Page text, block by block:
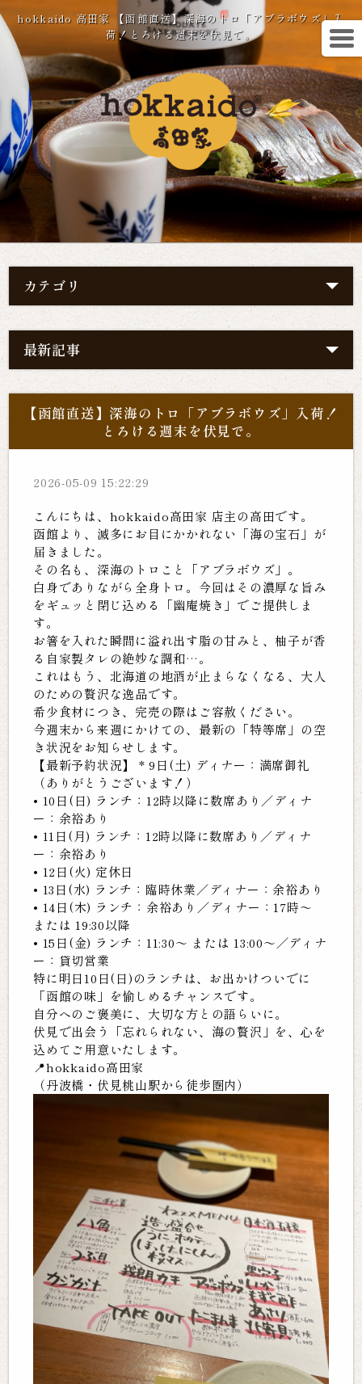
hokkaido 高田家 【函館直送】深海のトロ「アブラボウズ」入
荷！とろける週末を伏見で。
カテゴリ
最新記事
【函館直送】深海のトロ「アブラボウズ」入荷！
とろける週末を伏見で。
2026-05-09 15:22:29
こんにちは、hokkaido高田家 店主の高田です。
函館より、滅多にお目にかかれない「海の宝石」が
届きました。
その名も、深海のトロこと「アブラボウズ」。
白身でありながら全身トロ。今回はその濃厚な旨み
をギュッと閉じ込める「幽庵焼き」でご提供しま
す。
お箸を入れた瞬間に溢れ出す脂の甘みと、柚子が香
る自家製タレの絶妙な調和…。
これはもう、北海道の地酒が止まらなくなる、大人
のための贅沢な逸品です。
希少食材につき、完売の際はご容赦ください。
今週末から来週にかけての、最新の「特等席」の空
き状況をお知らせします。
【最新予約状況】 * 9日(土) ディナー：満席御礼
（ありがとうございます！）
• 10日(日) ランチ：12時以降に数席あり／ディナ
ー：余裕あり
• 11日(月) ランチ：12時以降に数席あり／ディナ
ー：余裕あり
• 12日(火) 定休日
• 13日(水) ランチ：臨時休業／ディナー：余裕あり
• 14日(木) ランチ：余裕あり／ディナー：17時〜
または 19:30以降
• 15日(金) ランチ：11:30〜 または 13:00〜／ディナ
ー：貸切営業
特に明日10日(日)のランチは、お出かけついでに
「函館の味」を愉しめるチャンスです。
自分へのご褒美に、大切な方との語らいに。
伏見で出会う「忘れられない、海の贅沢」を、心を
込めてご用意いたします。
📍hokkaido高田家
（丹波橋・伏見桃山駅から徒歩圏内）